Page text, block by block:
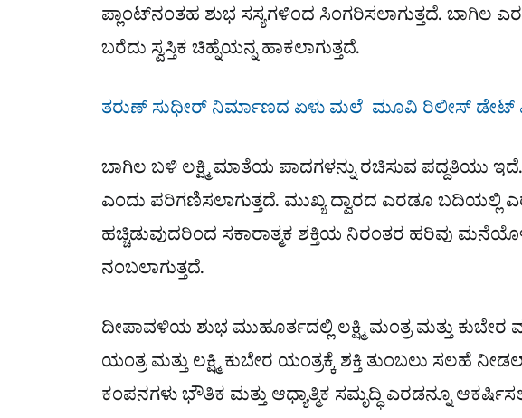
ಪ್ಲಾಂಟ್‌ನಂತಹ ಶುಭ ಸಸ್ಯಗಳಿಂದ ಸಿಂಗರಿಸಲಾಗುತ್ತದೆ.ಬಾಗಿಲ
ಬರೆದು ಸ್ವಸ್ತಿಕ ಚಿಹ್ನೆಯನ್ನ ಹಾಕಲಾಗುತ್ತದೆ.
ತರುಣ್​ ಸುಧೀರ್​ ನಿರ್ಮಾಣದ ಏಳು ಮಲೆ ಮೂವಿ ರಿಲೀಸ್ ಡೇಟ್
ಬಾಗಿಲ ಬಳಿ ಲಕ್ಷ್ಮಿ ಮಾತೆಯ ಪಾದಗಳನ್ನು ರಚಿಸುವ ಪದ್ದತಿಯು
ಎಂದು ಪರಿಗಣಿಸಲಾಗುತ್ತದೆ. ಮುಖ್ಯ ದ್ವಾರದ ಎರಡೂ ಬದಿಯಲ್ಲಿ
ಹಚ್ಚಿಡುವುದರಿಂದ ಸಕಾರಾತ್ಮಕ ಶಕ್ತಿಯ ನಿರಂತರ ಹರಿವು
ನಂಬಲಾಗುತ್ತದೆ.
ದೀಪಾವಳಿಯ ಶುಭ ಮುಹೂರ್ತದಲ್ಲಿ ಲಕ್ಷ್ಮಿ ಮಂತ್ರ ಮತ್ತು ಕುಬೇರ
ಯಂತ್ರ ಮತ್ತು ಲಕ್ಷ್ಮಿ ಕುಬೇರ ಯಂತ್ರಕ್ಕೆ ಶಕ್ತಿ ತುಂಬಲು ಸಲಹೆ
ಕಂಪನಗಳು ಭೌತಿಕ ಮತ್ತು ಆಧ್ಯಾತ್ಮಿಕ ಸಮೃದ್ಧಿ ಎರಡನ್ನೂ